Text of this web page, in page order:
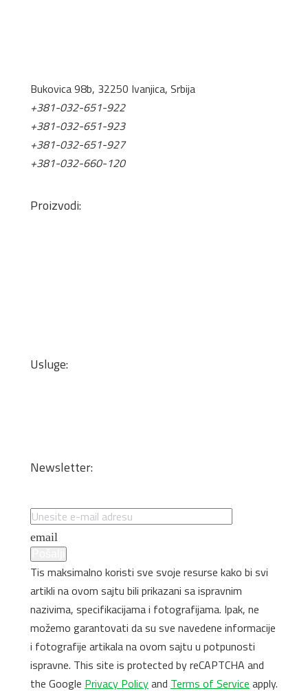
Bukovica 98b, 32250 Ivanjica, Srbija
+381-032-651-922
+381-032-651-923
+381-032-651-927
+381-032-660-120
Proizvodi:
Usluge:
Newsletter:
email
Tis maksimalno koristi sve svoje resurse kako bi svi
artikli na ovom sajtu bili prikazani sa ispravnim
nazivima, specifikacijama i fotografijama. Ipak, ne
možemo garantovati da su sve navedene informacije
i fotografije artikala na ovom sajtu u potpunosti
ispravne. This site is protected by reCAPTCHA and
the Google Privacy Policyand Terms of Service apply.